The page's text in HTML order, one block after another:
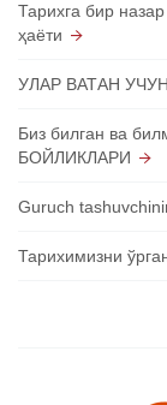
Тарихга бир
ҳаёти
УЛАР ВАТАН
Биз билган ва
БОЙЛИКЛАРИ
Guruch
Тарихимизни